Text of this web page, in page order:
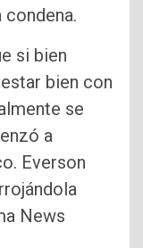
si bien
bien con
se
a
Everson
News